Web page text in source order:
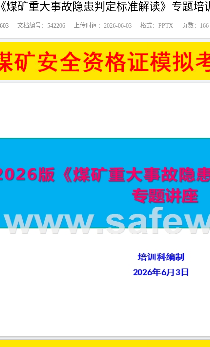
煤矿重大事故隐患判定标准解读》专题培
文档编号：542206 上传时间：2026-06-03 格式：PPTX 页数：166